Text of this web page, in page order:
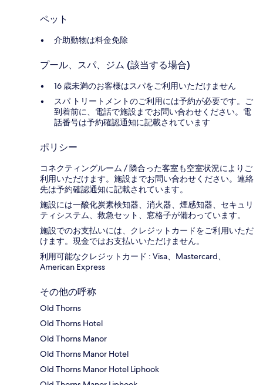
ペット
介助動物は料金免除
プール、スパ、ジム (該当する場合)
16 歳未満のお客様はスパをご利用いただけません
スパ トリートメントのご利用には予約が必要です。ご
到着前に、電話で施設までお問い合わせください。電
話番号は予約確認通知に記載されています
ポリシー
コネクティングルーム / 隣合った客室も空室状況によりご
利用いただけます。施設までお問い合わせください。連絡
先は予約確認通知に記載されています。
施設には一酸化炭素検知器、消火器、煙感知器、セキュリ
ティシステム、救急セット、窓格子が備わっています。
施設でのお支払いには、クレジットカードをご利用いただ
けます。現金ではお支払いいただけません。
利用可能なクレジットカード : Visa、Mastercard、
American Express
その他の呼称
Old Thorns
Old Thorns Hotel
Old Thorns Manor
Old Thorns Manor Hotel
Old Thorns Manor Hotel Liphook